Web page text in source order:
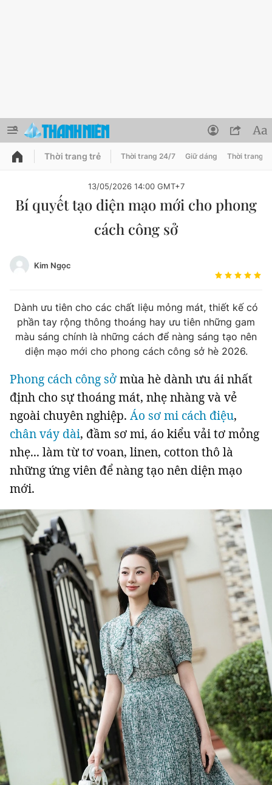
PODCAST QUẢNG CÁO
Chuyên mục khác
Tin thị trường Tin 360
Video Podcasts
Magazine
Sản phẩm khác
Tiện ích Bạn cần biết
Thông tin tòa soạn Liên hệ quảng cáo
Đọc Thanh Niên trên điện thoại
Theo dõi báo trên
0906 645 777
Liên hệ quảng cáo
0908 780 404
Quảng cáo RSS Tòa soạn Chính sách bảo
Thông tin tài khoản
Đăng xuất
Thời trang trẻ Thời trang 24/7 Giữ dáng Thời trang
13/05/2026 14:00 GMT+7
Bí quyết tạo diện mạo mới cho phong
cách công sở
Kim Ngọc
Dành ưu tiên cho các chất liệu mỏng mát, thiết kế có
phần tay rộng thông thoáng hay ưu tiên những gam
màu sáng chính là những cách để nàng sáng tạo nên
diện mạo mới cho phong cách công sở hè 2026.
Phong cách công sởmùa hè dành ưu ái nhất
định cho sự thoáng mát, nhẹ nhàng và vẻ
ngoài chuyên nghiệp. Áo sơ mi cách điệu,
chân váy dài, đầm sơ mi, áo kiểu vải tơ mỏng
nhẹ... làm từ tơ voan, linen, cotton thô là
những ứng viên để nàng tạo nên diện mạo
mới.